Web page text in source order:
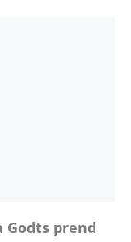
Godts prend